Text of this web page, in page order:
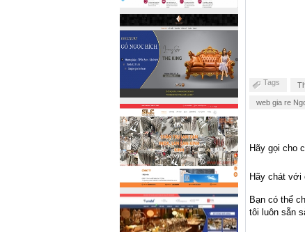
Tags
web gia re
Hãy gọi cho
Hãy chát với
Bạn có thể
tôi luôn sẵn